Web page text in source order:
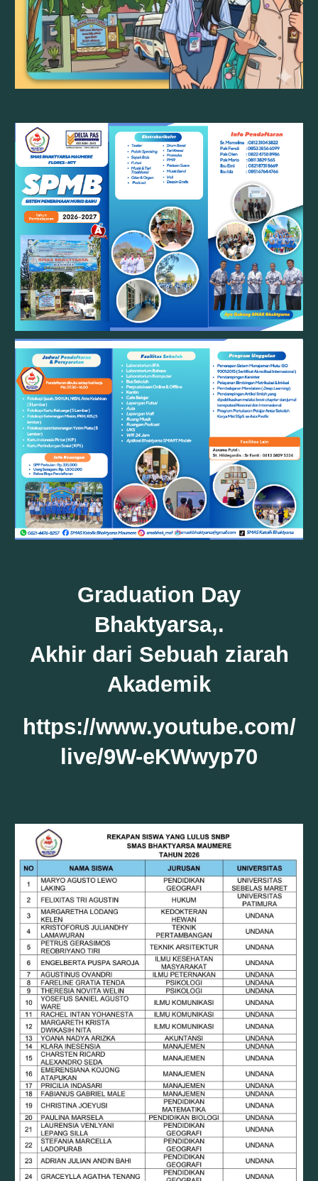
Graduation Day
Bhaktyarsa,.
Akhir dari Sebuah ziarah
Akademik
https://www.youtube.com/
live/9W-eKWwyp70